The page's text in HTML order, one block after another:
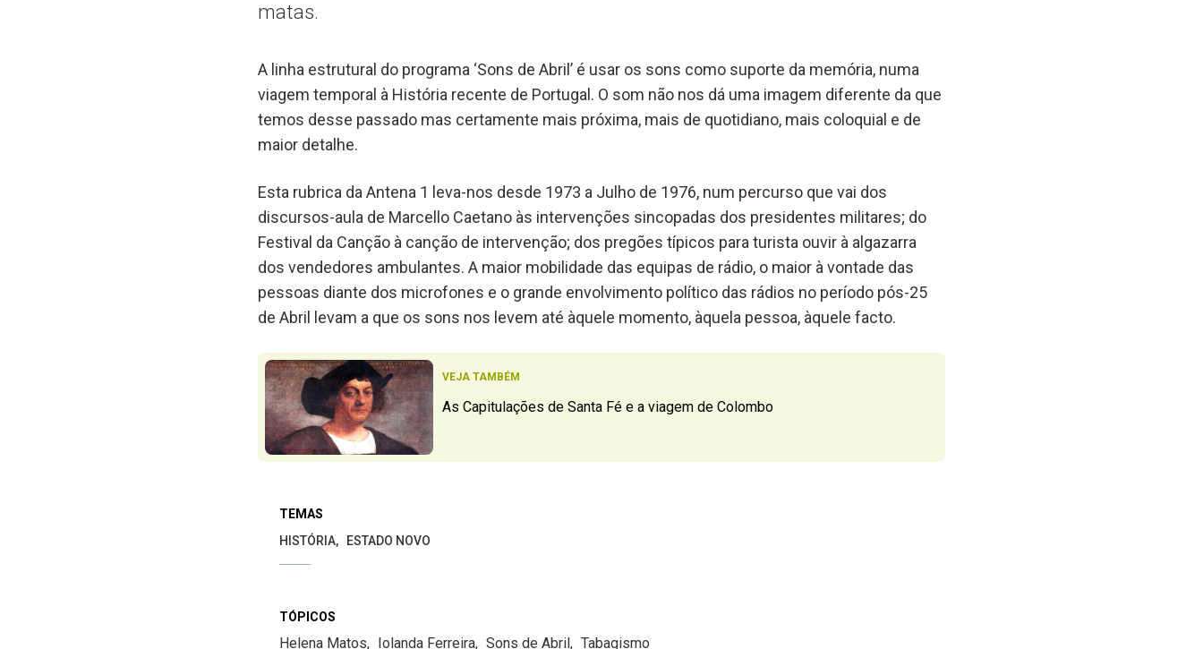
matas.
A linha estrutural do programa ‘Sons de Abril’ é usar os sons como suporte da memória, numa
viagem temporal à História recente de Portugal. O som não nos dá uma imagem diferente da que
temos desse passado mas certamente mais próxima, mais de quotidiano, mais coloquial e de
maior detalhe.
Esta rubrica da Antena 1 leva-nos desde 1973 a Julho de 1976, num percurso que vai dos
discursos-aula de Marcello Caetano às intervenções sincopadas dos presidentes militares; do
Festival da Canção à canção de intervenção; dos pregões típicos para turista ouvir à algazarra
dos vendedores ambulantes. A maior mobilidade das equipas de rádio, o maior à vontade das
pessoas diante dos microfones e o grande envolvimento político das rádios no período pós-25
de Abril levam a que os sons nos levem até àquele momento, àquela pessoa, àquele facto.
VEJA TAMBÉM
As Capitulações de Santa Fé e a viagem de Colombo
TEMAS
HISTÓRIA
ESTADO NOVO
TÓPICOS
Helena Matos Iolanda Ferreira Sons de Abril Tabagismo